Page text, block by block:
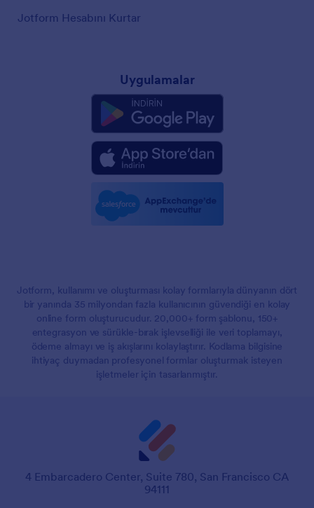
Jotform Hesabını Kurtar
Uygulamalar
Jotform, kullanımı ve oluşturması kolay formlarıyla dünyanın dört
bir yanında 35 milyondan fazla kullanıcının güvendiği en kolay
online form oluşturucudur. 20,000+ form şablonu, 150+
entegrasyon ve sürükle-bırak işlevselliği ile veri toplamayı,
ödeme almayı ve iş akışlarını kolaylaştırır. Kodlama bilgisine
ihtiyaç duymadan profesyonel formlar oluşturmak isteyen
işletmeler için tasarlanmıştır.
4 Embarcadero Center, Suite 780, San Francisco CA
94111